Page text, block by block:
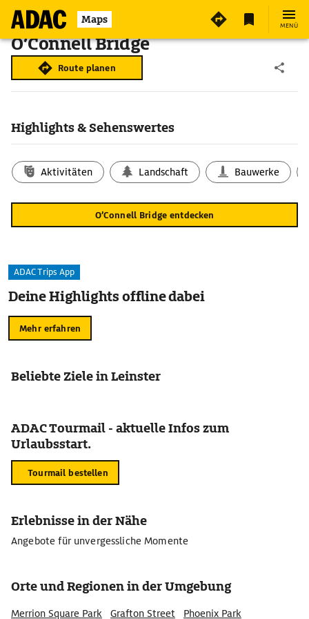
Maps MENÜ
O’Connell Bridge
Route planen
Highlights & Sehenswertes
Aktivitäten Landschaft Bauwerke
O’Connell Bridge entdecken
ADAC Trips App
Deine Highlights offline dabei
Mehr erfahren
Beliebte Ziele in Leinster
ADAC Tourmail - aktuelle Infos zum
Urlaubsstart.
Tourmail bestellen
Erlebnisse in der Nähe
Angebote für unvergessliche Momente
Orte und Regionen in der Umgebung
Merrion Square Park Grafton Street Phoenix Park